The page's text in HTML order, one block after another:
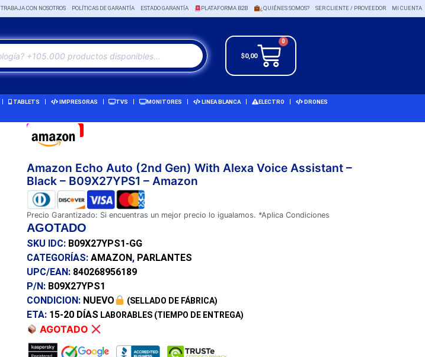
TRABAJA CON NOSOTROS POLÍTICAS DE GARANTÍA ESTADO GARANTÍA PLATAFORMA B2B ¿QUIÉNES SOMOS? SER CLIENTE / PROVEEDOR MI CUENTA
$0,00
0
TABLETS IMPRESORAS TVS MONITORES LINEA BLANCA ELECTRO DRONES
Amazon Echo Auto (2nd Gen) With Alexa Voice Assistant –
Black – B09X27YPS1 – Amazon
Precio Garantizado: Si encuentras un mejor precio lo igualamos. *Aplica Condiciones
AGOTADO
SKU IDC: B09X27YPS1-GG
CATEGORÍAS: AMAZON, PARLANTES
UPC/EAN: 840268956189
P/N: B09X27YPS1
CONDICION: NUEVO (SELLADO DE FÁBRICA)
ETA: 15-20 DÍAS LABORABLES (TIEMPO DE ENTREGA)
AGOTADO